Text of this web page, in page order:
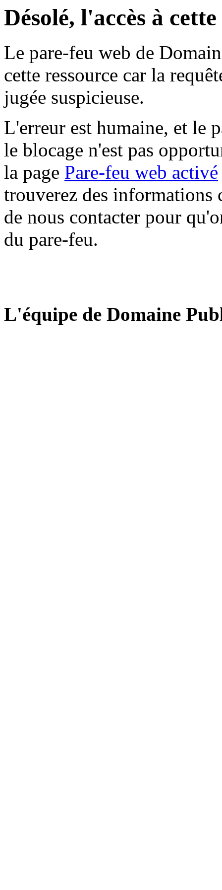
Désolé, l'accès à
Le pare-feu web de
cette ressource car la
jugée suspicieuse.
L'erreur est humaine, et le
le blocage n'est pas
la page Pare-feu web activé
trouverez des informations
de nous contacter pour
du pare-feu.
L'équipe de Domaine